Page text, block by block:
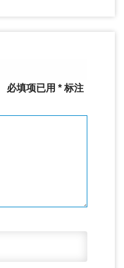
必填项已用 * 标注